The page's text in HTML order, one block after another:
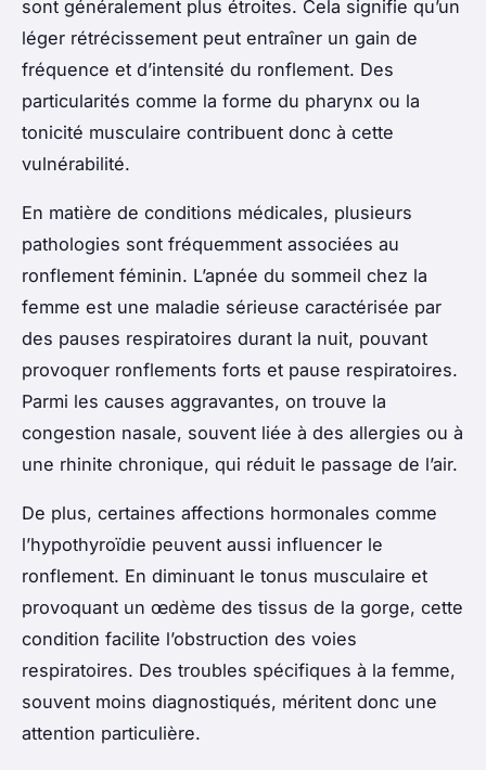
sont généralement plus étroites. Cela signifie qu’un
léger rétrécissement peut entraîner un gain de
fréquence et d’intensité du ronflement. Des
particularités comme la forme du pharynx ou la
tonicité musculaire contribuent donc à cette
vulnérabilité.
En matière de conditions médicales, plusieurs
pathologies sont fréquemment associées au
ronflement féminin. L’apnée du sommeil chez la
femme est une maladie sérieuse caractérisée par
des pauses respiratoires durant la nuit, pouvant
provoquer ronflements forts et pause respiratoires.
Parmi les causes aggravantes, on trouve la
congestion nasale, souvent liée à des allergies ou à
une rhinite chronique, qui réduit le passage de l’air.
De plus, certaines affections hormonales comme
l’hypothyroïdie peuvent aussi influencer le
ronflement. En diminuant le tonus musculaire et
provoquant un œdème des tissus de la gorge, cette
condition facilite l’obstruction des voies
respiratoires. Des troubles spécifiques à la femme,
souvent moins diagnostiqués, méritent donc une
attention particulière.